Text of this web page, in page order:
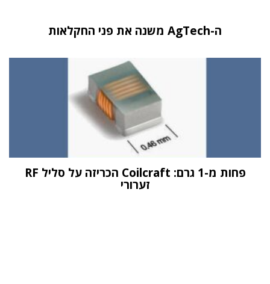
ה-AgTech משנה את פני החקלאות
פחות מ-1 גרם: Coilcraft הכריזה על סליל RF
זערורי